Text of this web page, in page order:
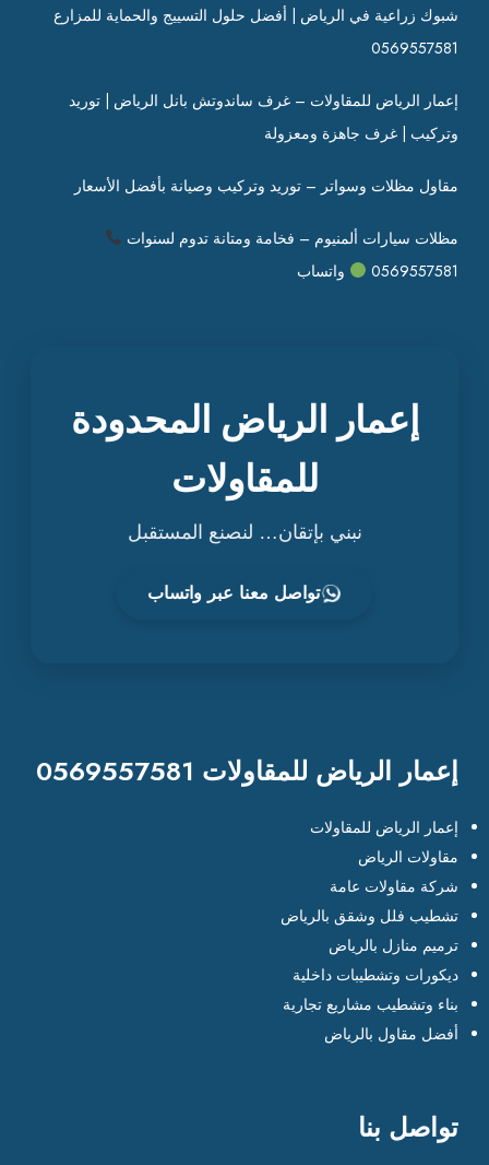
شبوك زراعية في الرياض | أفضل حلول التسييج والحماية للمزارع
0569557581
إعمار الرياض للمقاولات – غرف ساندوتش بانل الرياض | توريد
وتركيب | غرف جاهزة ومعزولة
مقاول مظلات وسواتر – توريد وتركيب وصيانة بأفضل الأسعار
مظلات سيارات ألمنيوم – فخامة ومتانة تدوم لسنوات
0569557581
واتساب
إعمار الرياض المحدودة
للمقاولات
نبني بإتقان… لنصنع المستقبل
تواصل معنا عبر واتساب
إعمار الرياض للمقاولات 0569557581
إعمار الرياض للمقاولات
مقاولات الرياض
شركة مقاولات عامة
تشطيب فلل وشقق بالرياض
ترميم منازل بالرياض
ديكورات وتشطيبات داخلية
بناء وتشطيب مشاريع تجارية
أفضل مقاول بالرياض
تواصل بنا